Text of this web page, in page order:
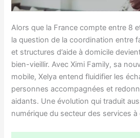
Alors que la France compte entre 8
la question de la coordination entre
et structures d’aide à domicile
bien-vieillir. Avec Ximi Family, sa
mobile, Xelya entend fluidifier les
personnes accompagnées et
aidants. Une évolution qui traduit
numérique du secteur des services à